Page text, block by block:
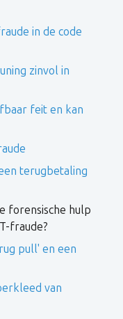
in de code
zinvol in
feit en kan
terugbetaling
forensische hulp
fraude?
pull' en een
van